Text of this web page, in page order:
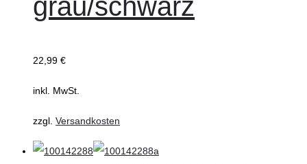
grau/schwarz
22,99 €
inkl. MwSt.
zzgl. Versandkosten